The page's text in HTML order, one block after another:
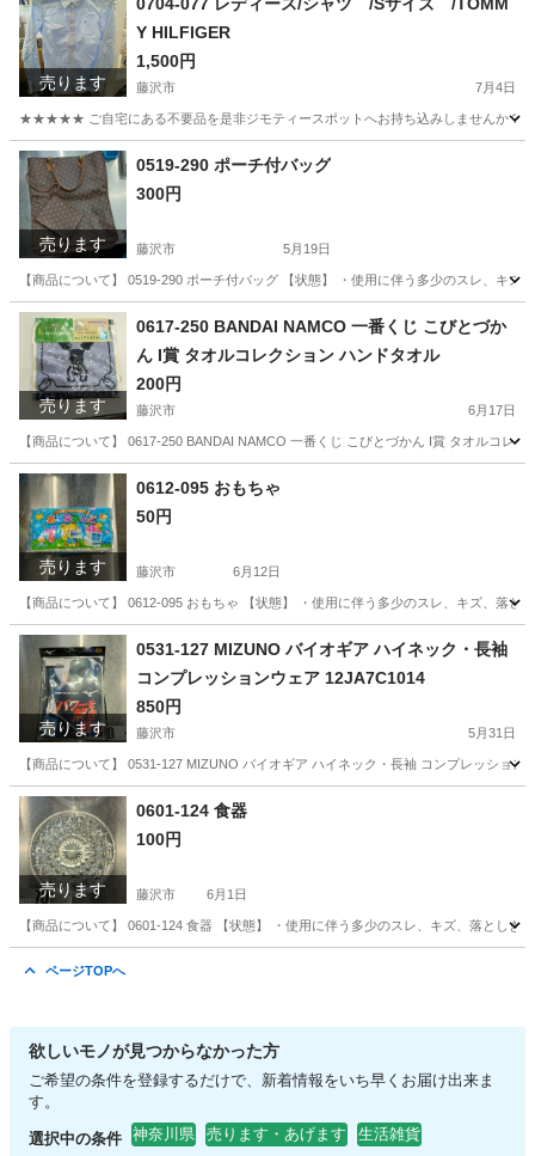
売ります
Y HILFIGER
1,500円
藤沢市 7月4日
★★★★★ ご自宅にある不要品を是非ジモティースポットへお持ち込みしませんか？
神奈川 藤沢市 TOMMY HILFIGER
売ります
0519-290 ポーチ付バッグ
300円
藤沢市 5月19日
【商品について】 0519-290 ポーチ付バッグ 【状態】 ・使用に伴う多少のスレ、キ
神奈川 藤沢市
売ります
0617-250 BANDAI NAMCO 一番くじ こびとづか
ん I賞 タオルコレクション ハンドタオル
200円
藤沢市 6月17日
【商品について】 0617-250 BANDAI NAMCO 一番くじ こびとづかん I賞 タオルコレ
神奈川 藤沢市 リユース
売ります
0612-095 おもちゃ
50円
藤沢市 6月12日
【商品について】 0612-095 おもちゃ 【状態】 ・使用に伴う多少のスレ、キズ、落
神奈川 藤沢市
売ります
0531-127 MIZUNO バイオギア ハイネック・長袖
コンプレッションウェア 12JA7C1014
850円
藤沢市 5月31日
【商品について】 0531-127 MIZUNO バイオギア ハイネック・長袖 コンプレッショ
神奈川 藤沢市 スポーツウェア
売ります
0601-124 食器
100円
藤沢市 6月1日
【商品について】 0601-124 食器 【状態】 ・使用に伴う多少のスレ、キズ、落とし
ページTOPへ
欲しいモノが見つからなかった方
ご希望の条件を登録するだけで、新着情報をいち早くお届け出来ま
す。
選択中の条件 神奈川県 売ります・あげます 生活雑貨